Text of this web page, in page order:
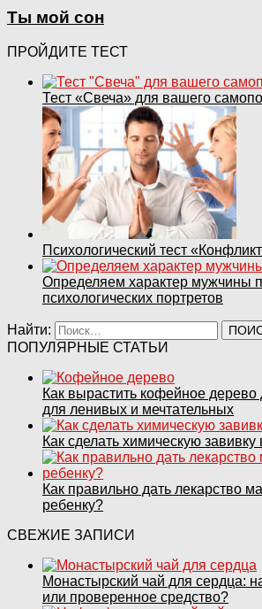
Ты мой сон
ПРОЙДИТЕ ТЕСТ
Тест «Свеча» для вашего
Психологический тест
Определяем характер мужчины
психологических портретов
Найти:
ПОПУЛЯРНЫЕ СТАТЬИ
Как вырастить кофейное
для ленивых и мечтательных
Как сделать химическую завивку
Как правильно дать лекарство
ребенку?
СВЕЖИЕ ЗАПИСИ
Монастырский чай для сердца:
или проверенное средство?